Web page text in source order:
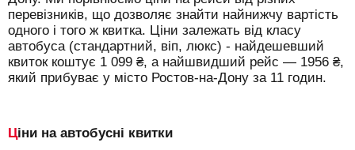
перевізників, що дозволяє знайти найнижчу вартість
одного і того ж квитка. Ціни залежать від класу
автобуса (стандартний, віп, люкс) - найдешевший
квиток коштує 1 099 ₴, а найшвидший рейс — 1956 ₴,
який прибуває у місто Ростов-на-Дону за 11 годин.
Ціни на автобусні квитки